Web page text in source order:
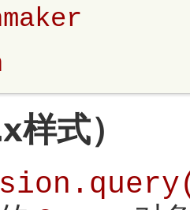
样式）